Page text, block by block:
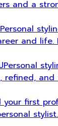
and a
Personal
and life.
Personal
refined,
your first